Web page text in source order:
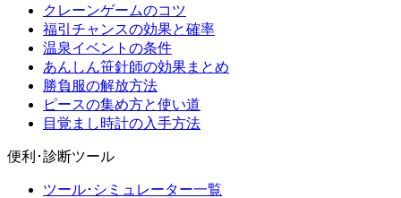
クレーンゲームのコツ
福引チャンスの効果と確率
温泉イベントの条件
あんしん笹針師の効果まとめ
勝負服の解放方法
ピースの集め方と使い道
目覚まし時計の入手方法
便利･診断ツール
ツール･シミュレーター一覧